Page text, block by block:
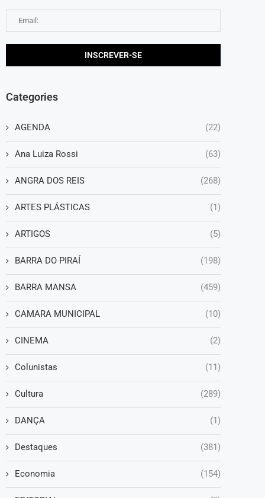
Categories
AGENDA (22)
Ana Luiza Rossi (63)
ANGRA DOS REIS (268)
ARTES PLÁSTICAS (1)
ARTIGOS (5)
BARRA DO PIRAÍ (198)
BARRA MANSA (459)
CAMARA MUNICIPAL (10)
CINEMA (2)
Colunistas (11)
Cultura (289)
DANÇA (1)
Destaques (381)
Economia (154)